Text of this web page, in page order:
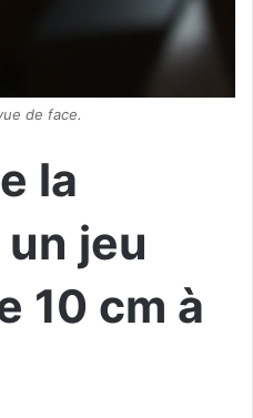
de face.
la
jeu
10 cm à